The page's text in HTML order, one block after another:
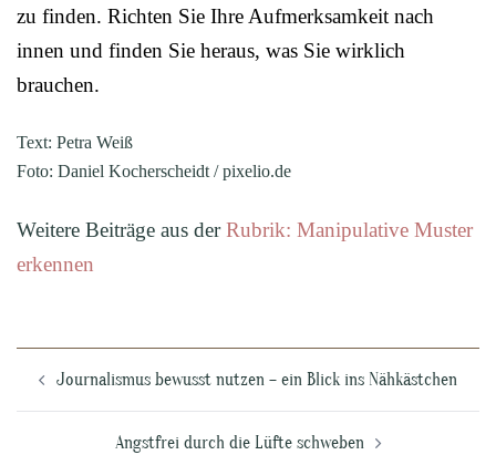
zu finden. Richten Sie Ihre Aufmerksamkeit nach
innen und finden Sie heraus, was Sie wirklich
brauchen.
Text: Petra Weiß
Foto: Daniel Kocherscheidt / pixelio.de
Weitere Beiträge aus derRubrik: Manipulative Muster
erkennen
Journalismus bewusst nutzen – ein Blick ins Nähkästchen
Angstfrei durch die Lüfte schweben